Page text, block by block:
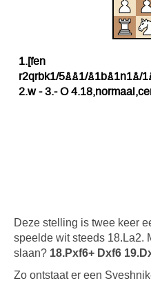
Deze stelling is twee keer
speelde wit steeds 18.La2.
slaan? 18.Pxf6+ Dxf6
Zo ontstaat er een